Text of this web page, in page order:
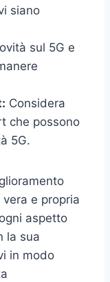
siano
sul 5G e
Considera
che possono
5G.
e propria
aspetto
la sua
in modo